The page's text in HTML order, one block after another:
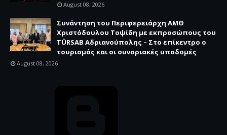
August 08, 2026
Συνάντηση του Περιφερειάρχη ΑΜΘ
Χριστόδουλου Τοψίδη με εκπροσώπους του
TÜRSAB Αδριανούπολης – Στο επίκεντρο ο
τουρισμός και οι συνοριακές υποδομές
August 08, 2026